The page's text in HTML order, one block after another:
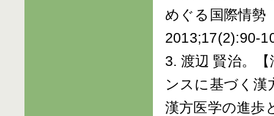
めぐる国際情
2013;17(2):90-
3. 渡辺 賢治。
ンスに基づく漢
漢方医学の進歩